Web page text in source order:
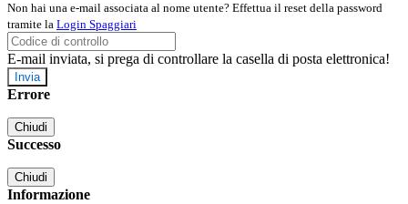
Non hai una e-mail associata al nome utente? Effettua il reset della password
tramite la Login Spaggiari
E-mail inviata, si prega di controllare la casella di posta elettronica!
Errore
Chiudi
Successo
Chiudi
Informazione